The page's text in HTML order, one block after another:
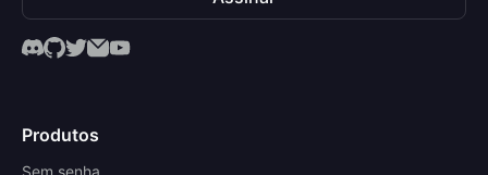
Produtos
Sem senha